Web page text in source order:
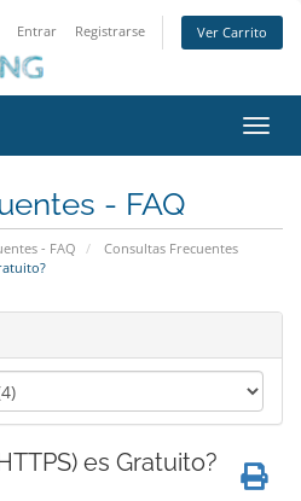
Entrar Registrarse Ver Carrito
- FAQ
- FAQ
Consultas Frecuentes
es Gratuito?